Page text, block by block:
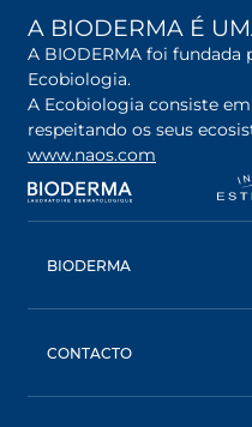
A BIODERMA É
A BIODERMA foi fundada
Ecobiologia.
A Ecobiologia consiste
respeitando os seus
www.naos.com
opens in a
BIODERMA
Água Micelar
CONTACTO